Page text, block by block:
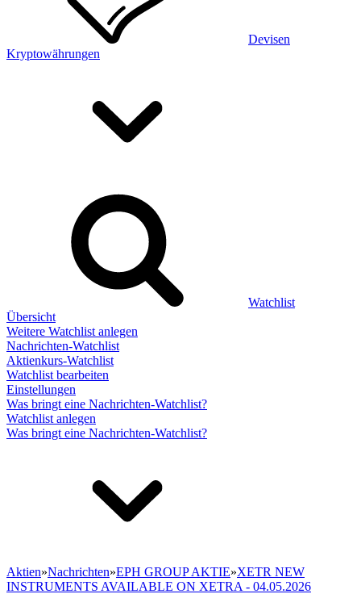
Devisen
Kryptowährungen
Watchlist
Übersicht
Weitere Watchlist anlegen
Nachrichten-Watchlist
Aktienkurs-Watchlist
Watchlist bearbeiten
Einstellungen
Was bringt eine Nachrichten-Watchlist?
Watchlist anlegen
Was bringt eine Nachrichten-Watchlist?
Aktien»Nachrichten»EPH GROUP AKTIE»XETR NEW
INSTRUMENTS AVAILABLE ON XETRA - 04.05.2026